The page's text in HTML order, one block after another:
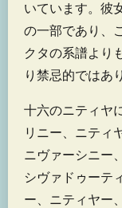
いています。彼
の一部であり、
クタの系譜より
り禁忌的ではあ
十六のニティヤ
リニー、ニティ
ニヴァーシニー
シヴァドゥーテ
ー、ニティヤー